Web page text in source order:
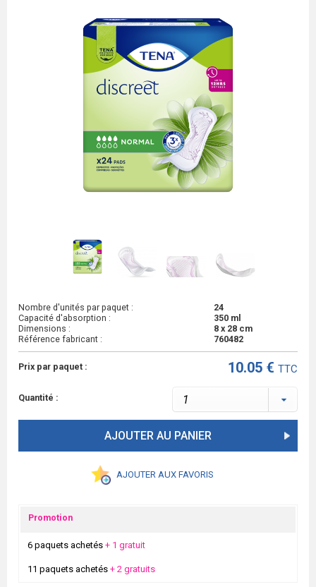
Nombre d'unités par paquet :
24
Capacité d'absorption :
350 ml
Dimensions :
8 x 28 cm
Référence fabricant :
760482
Prix par paquet : 10.05 € TTC
Quantité :
AJOUTER AU PANIER
AJOUTER AUX FAVORIS
Promotion
6 paquets achetés + 1 gratuit
11 paquets achetés + 2 gratuits